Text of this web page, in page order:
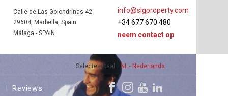
Selecteer taal NL - Nederlands
info@slgproperty.com
+34 677 670 480
neem contact op
Calle de Las Golondrinas 42
29604, Marbella, Spain
Málaga - SPAIN
Reviews